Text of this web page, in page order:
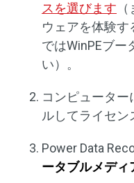
スを選びます
ウェアを体験す
ではWinPEブー
い）。
コンピュータ
ルしてライセン
Power Data
ータブルメディ